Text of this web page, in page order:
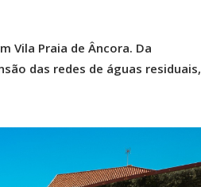
Vila Praia de Âncora. Da
das redes de águas residuais,